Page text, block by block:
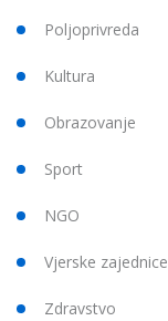
Poljoprivreda
Kultura
Obrazovanje
Sport
NGO
Vjerske zajednice
Zdravstvo